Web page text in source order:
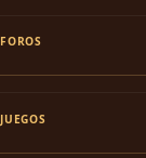
FOROS
JUEGOS